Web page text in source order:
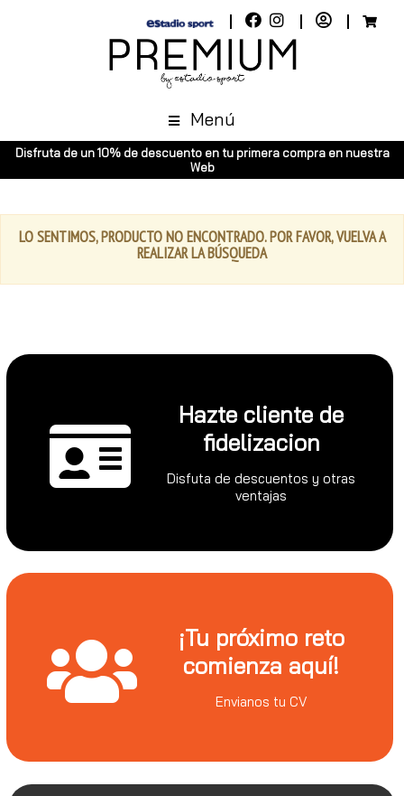
Menú
Disfruta de un 10% de descuento en tu primera compra en nuestra
Web
LO SENTIMOS, PRODUCTO NO ENCONTRADO. POR FAVOR, VUELVA A
REALIZAR LA BÚSQUEDA
Hazte cliente de
fidelizacion
Disfuta de descuentos y otras
ventajas
¡Tu próximo reto
comienza aquí!
Envianos tu CV